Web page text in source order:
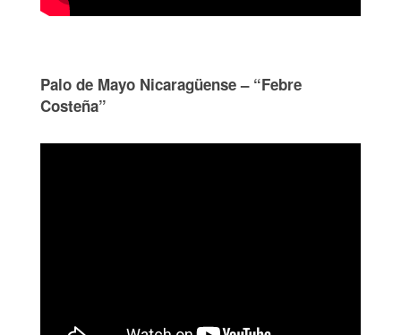
Palo de Mayo Nicaragüense – “Febre
Costeña”